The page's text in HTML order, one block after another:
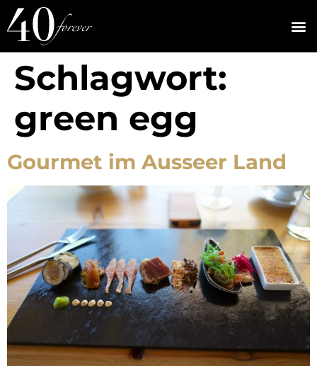
Schlagwort:
green egg
Gourmet im Ausseer Land